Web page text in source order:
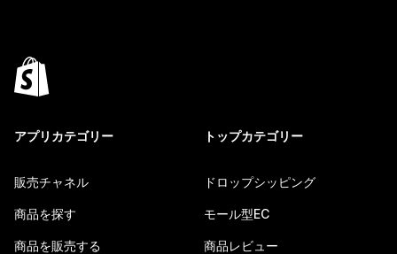
アプリカテゴリー
販売チャネル
商品を探す
商品を販売する
トップカテゴリー
ドロップシッピング
モール型EC
商品レビュー